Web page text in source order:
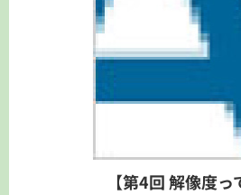
【第4回 解像度っ